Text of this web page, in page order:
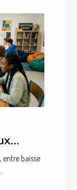
entre baisse